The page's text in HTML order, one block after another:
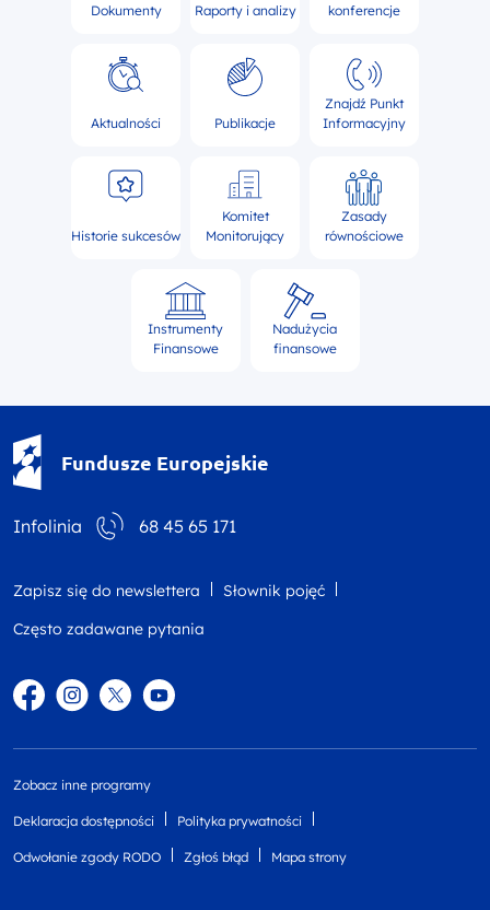
Dokumenty Raporty i analizy
konferencje
Aktualności Publikacje
Znajdź Punkt
Informacyjny
Historie sukcesów
Komitet
Monitorujący
Zasady
równościowe
Instrumenty
Finansowe
Nadużycia
finansowe
Fundusze Europejskie
Infolinia 68 45 65 171
Zapisz się do newslettera
Słownik pojęć
Często zadawane pytania
FacebookInstagram
TwitterYouTube
Zobacz inne programy
Deklaracja dostępności Polityka prywatności
Odwołanie zgody RODO Zgłoś błąd Mapa strony